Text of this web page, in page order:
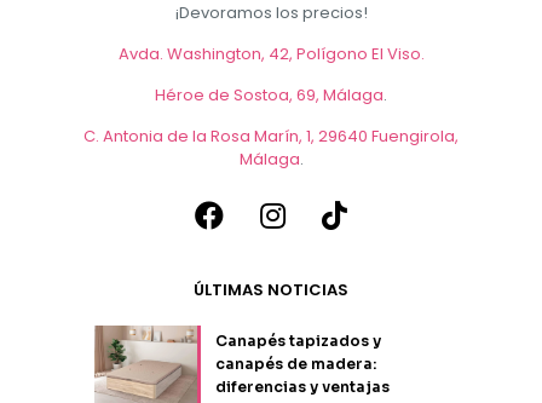
¡Devoramos los precios!
Avda. Washington, 42, Polígono El Viso.
Héroe de Sostoa, 69, Málaga.
C. Antonia de la Rosa Marín, 1, 29640 Fuengirola,
Málaga.
ÚLTIMAS NOTICIAS
Canapés tapizados y
canapés de madera:
diferencias y ventajas